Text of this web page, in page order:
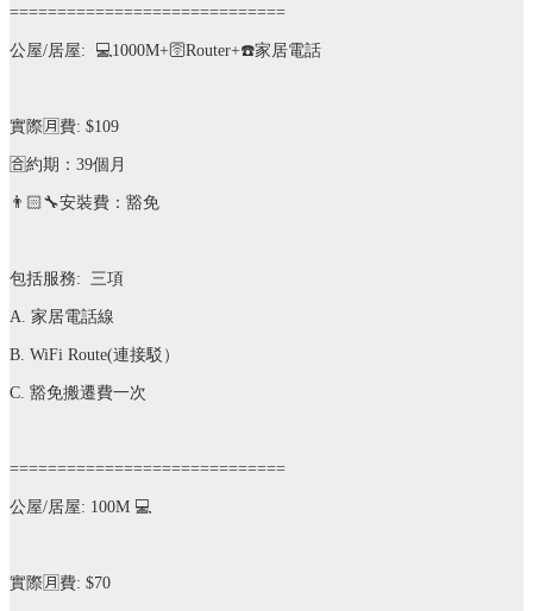
=============================
公屋/居屋: 💻1000M+🛜Router+☎️家居電話
實際 🈷️ 費: $109
🈴️約期： 39個月
👨🏻‍🔧安裝費：豁免
包括服務: 三項
A. 家居電話線
B. WiFi Route(連接駁）
C. 豁免搬遷費一次
=============================
公屋/居屋: 100M 💻
實際 🈷️ 費: $70